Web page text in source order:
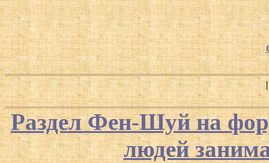
Раздел Фен-Шуй на
людей